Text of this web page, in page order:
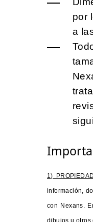
por
a
1)
información,
con Nexans.
dibujos u otros